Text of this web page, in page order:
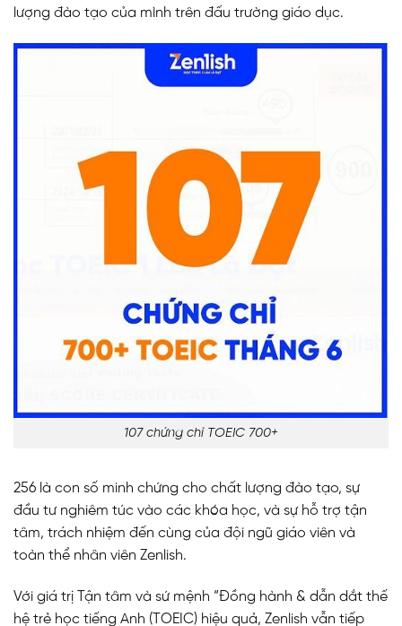
lượng đào tạo của mình trên đấu trường giáo dục.
107 chứng chỉ TOEIC 700+
256 là con số minh chứng cho chất lượng đào tạo, sự
đầu tư nghiêm túc vào các khóa học, và sự hỗ trợ tận
tâm, trách nhiệm đến cùng của đội ngũ giáo viên và
toàn thể nhân viên Zenlish.
Với giá trị Tận tâm và sứ mệnh “Đồng hành & dẫn dắt thế
hệ trẻ học tiếng Anh (TOEIC) hiệu quả, Zenlish vẫn tiếp